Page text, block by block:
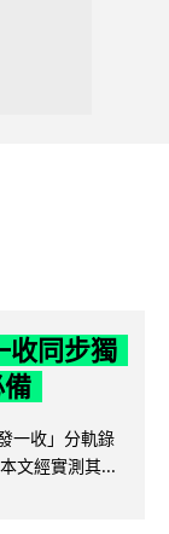
收同步獨
一收」分軌錄
文經實測其...